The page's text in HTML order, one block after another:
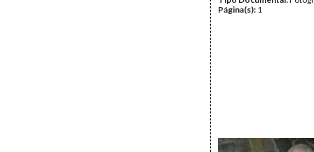
Página(s): 1